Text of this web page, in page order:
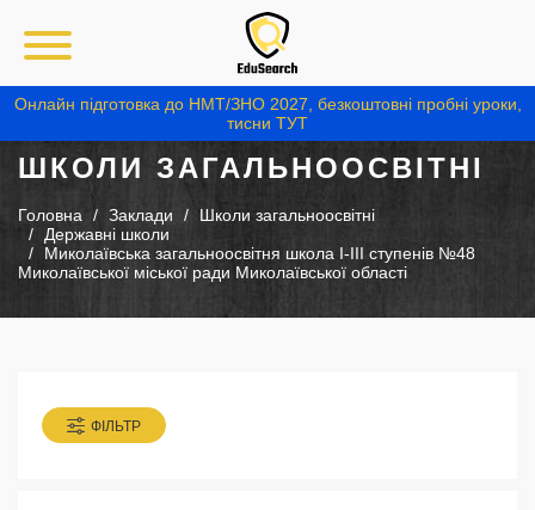
Онлайн підготовка до НМТ/ЗНО 2027, безкоштовні пробні уроки,
тисни ТУТ
ШКОЛИ ЗАГАЛЬНООСВІТНІ
Головна Заклади
Школи загальноосвітні
Державні школи
Миколаївська загальноосвітня школа I-III ступенів №48
Миколаївської міської ради Миколаївської області
ФІЛЬТР